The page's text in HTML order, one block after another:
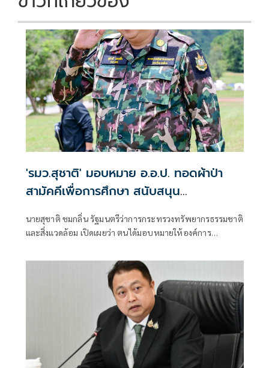
'รมว.สุชาติ' มอบหมาย อ.อ.ป. ทอดผ้าป่า
สามัคคีเพื่อการศึกษา สนับสนุน
คอมพิวเตอร์ 22 เครื่อง เติมโอกาสเด็ก
โรงเรียนบ้านกิ่วลม จ.เชียงใหม่
นายสุชาติ ชมกลิ่น รัฐมนตรีว่าการกระทรวงทรัพยากรธรรมชาติ
และสิ่งแวดล้อม เปิดเผยว่า ตนได้มอบหมายให้องค์การ
สามัคคีเพื่อการศึกษา กระทรวงทรัพยากรธรรมชาติและสิ่ง
แวดล้อม” ณ โรงเรียนบ้านกิ่วลม ตำบลบ่อหลวง อำเภอฮอด
จังหวัดเชียงใหม่ เพื่อสนับสนุนการศึกษาและเพิ่มโอกาสให้กับ
เด็กและเยาวชนในพื้นที่ โดยสนับสนุนคอมพิวเตอร์ จำนวน 22
เครื่อง สำหรับใช้ในการเรียนการสอนและส่งเสริมทักษะด้าน
เทคโนโลยีสารสนเทศ